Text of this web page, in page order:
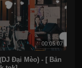
00:05:07
Đại Mèo) - [ Bản